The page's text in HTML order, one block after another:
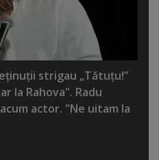
strigau „Tătuţu!”
la Rahova". Radu
actor. "Ne uitam la